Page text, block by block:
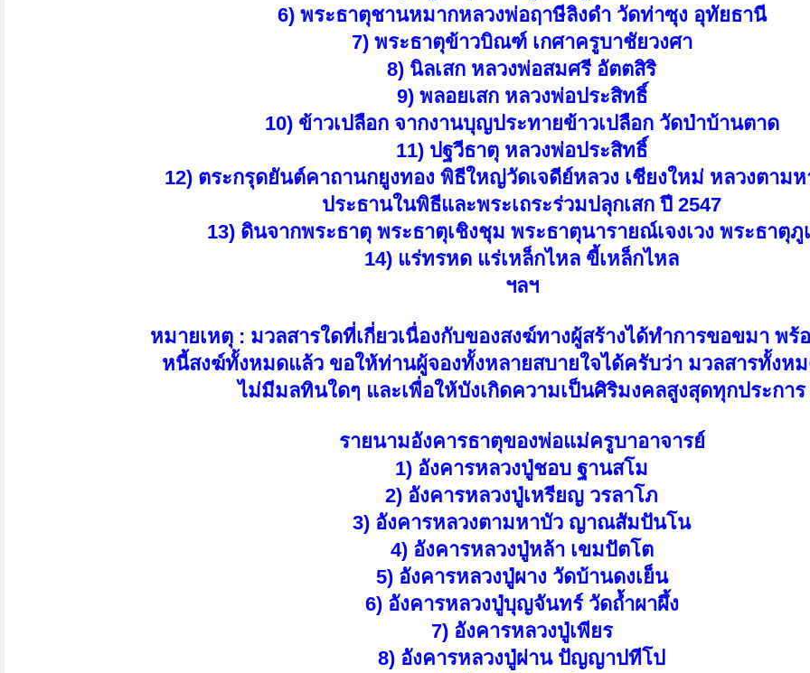
6) พระธาตุชานหมากหลวงพ่อฤาษีลิงดำ วัดท่าซุง อุทัยธานี
7) พระธาตุข้าวบิณฑ์ เกศาครูบาชัยวงศา
8) นิลเสก หลวงพ่อสมศรี อัตตสิริ
9) พลอยเสก หลวงพ่อประสิทธิ์
10) ข้าวเปลือก จากงานบุญประทายข้าวเปลือก วัดป่าบ้านตาด
11) ปฐวีธาตุ หลวงพ่อประสิทธิ์
12) ตระกรุดยันต์คาถานกยูงทอง พิธีใหญ่วัดเจดีย์หลวง เชียงใหม่ หลวงตามห
ประธานในพิธีและพระเถระร่วมปลุกเสก ปี 2547
13) ดินจากพระธาตุ พระธาตุเชิงชุม พระธาตุนารายณ์เจงเวง พระธาตุภู
14) แร่ทรหด แร่เหล็กไหล ขี้เหล็กไหล
ฯลฯ
หมายเหตุ : มวลสารใดที่เกี่ยวเนื่องกับของสงฆ์ทางผู้สร้างได้ทำการขอขมา พร้
หนี้สงฆ์ทั้งหมดแล้ว ขอให้ท่านผู้จองทั้งหลายสบายใจได้ครับว่า มวลสารทั้งห
ไม่มีมลทินใดๆ และเพื่อให้บังเกิดความเป็นศิริมงคลสูงสุดทุกประการ
รายนามอังคารธาตุของพ่อแม่ครูบาอาจารย์
1) อังคารหลวงปู่ชอบ ฐานสโม
2) อังคารหลวงปู่เหรียญ วรลาโภ
3) อังคารหลวงตามหาบัว ญาณสัมปันโน
4) อังคารหลวงปู่หล้า เขมปัตโต
5) อังคารหลวงปู่ผาง วัดบ้านดงเย็น
6) อังคารหลวงปู่บุญจันทร์ วัดถ้ำผาผึ้ง
7) อังคารหลวงปู่เพียร
8) อังคารหลวงปู่ผ่าน ปัญญาปทีโป